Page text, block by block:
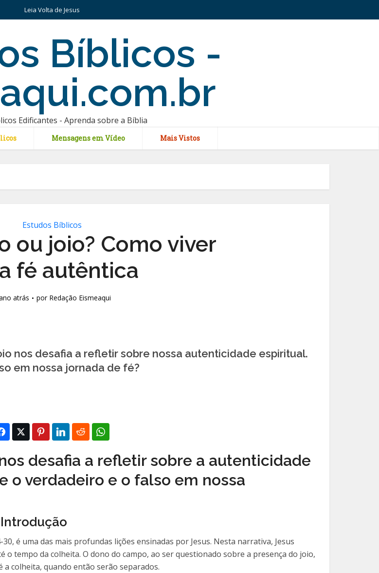
Leia Volta de Jesus
Edificantes - Aprenda sobre a Bíblia
Mensagens em Vídeo Mais Vistos
Estudos Bíblicos
ou joio? Como viver
fé autêntica
atrás por Redação Eismeaqui
nos desafia a refletir sobre nossa autenticidade espiritual.
em nossa jornada de fé?
desafia a refletir sobre a autenticidade
o verdadeiro e o falso em nossa
é uma das mais profundas lições ensinadas por Jesus. Nesta narrativa, Jesus
tempo da colheita. O dono do campo, ao ser questionado sobre a presença do joio,
colheita, quando então serão separados.